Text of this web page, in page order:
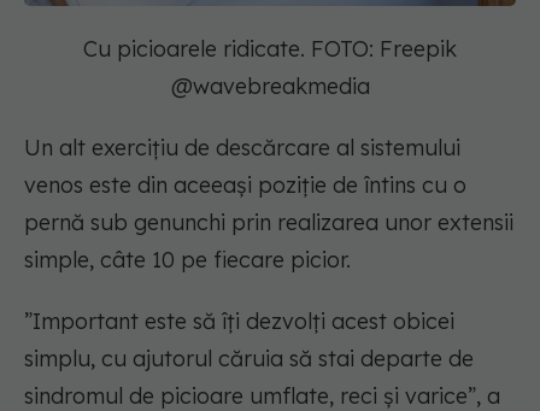
Cu picioarele ridicate. FOTO: Freepik
@wavebreakmedia
Un alt exercițiu de descărcare al sistemului
venos este din aceeași poziție de întins cu o
pernă sub genunchi prin realizarea unor extensii
simple, câte 10 pe fiecare picior.
”Important este să îți dezvolți acest obicei
simplu, cu ajutorul căruia să stai departe de
sindromul de picioare umflate, reci și varice”, a